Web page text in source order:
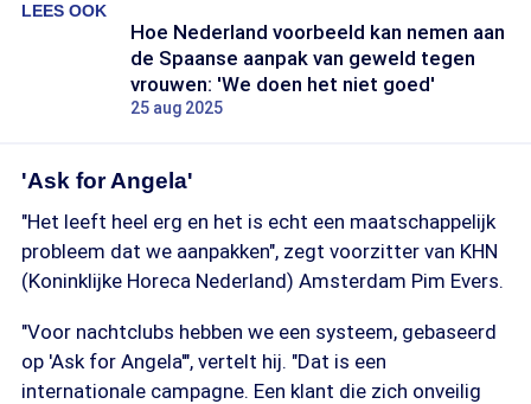
LEES OOK
Hoe Nederland voorbeeld kan nemen aan
de Spaanse aanpak van geweld tegen
vrouwen: 'We doen het niet goed'
25 aug 2025
'Ask for Angela'
"Het leeft heel erg en het is echt een maatschappelijk
probleem dat we aanpakken", zegt voorzitter van KHN
(Koninklijke Horeca Nederland) Amsterdam Pim Evers.
"Voor nachtclubs hebben we een systeem, gebaseerd
op 'Ask for Angela'", vertelt hij. "Dat is een
internationale campagne. Een klant die zich onveilig